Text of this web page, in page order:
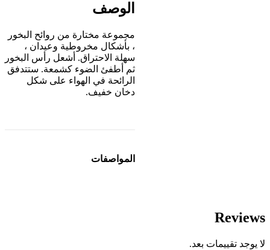
الوصف
مجموعة مختارة من روائح البخور
، بأشكال مخروطية وعيدان ،
سهلة الاحتراق. أشعل رأس البخور
ثم أطفئ الضوء كشمعة. ستتدفق
الرائحة في الهواء على شكل
دخان خفيف.
المواصفات
Reviews
لا يوجد تقييمات بعد.